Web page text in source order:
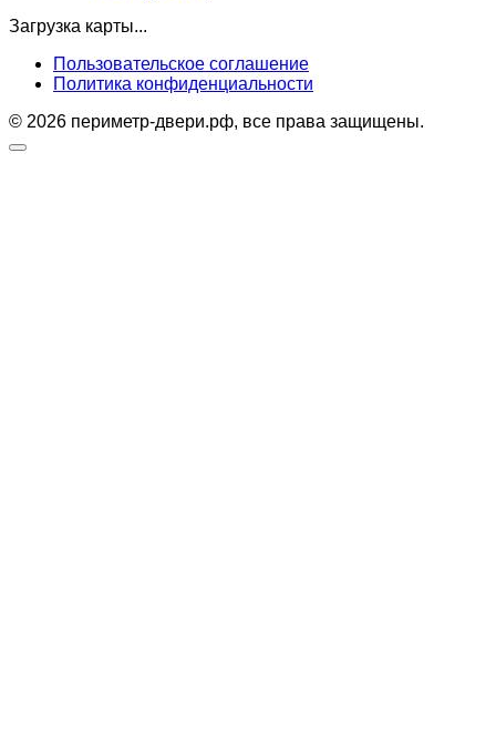
Загрузка карты...
Пользовательское соглашение
Политика конфиденциальности
© 2026 периметр-двери.рф, все права защищены.